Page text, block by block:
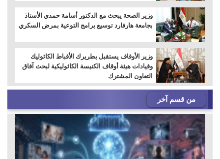
وزير الصحة يبحث مع الدكتور أسامة حمدي الأستاذ
بجامعة هارفارد توسيع برامج التوعية بمرض السكري
وزير الأوقاف يستقبل بطريرك الأقباط الكاثوليك
وقيادات هيئة أوقاف الكنيسة الكاثوليكية لبحث آفاق
التعاون المشترك
من قسم آخر